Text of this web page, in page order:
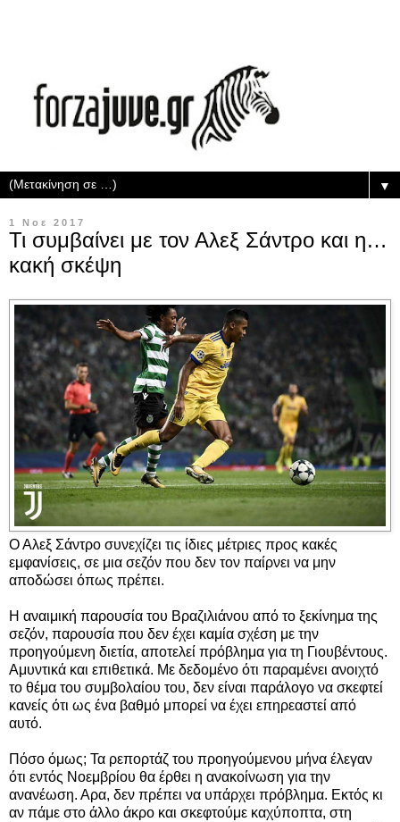
▼
1 Νοε 2017
Τι συμβαίνει με τον Αλεξ Σάντρο και η…
κακή σκέψη
Ο Αλεξ Σάντρο συνεχίζει τις ίδιες μέτριες προς κακές
εμφανίσεις, σε μια σεζόν που δεν τον παίρνει να μην
αποδώσει όπως πρέπει.
Η αναιμική παρουσία του Βραζιλιάνου από το ξεκίνημα της
σεζόν, παρουσία που δεν έχει καμία σχέση με την
προηγούμενη διετία, αποτελεί πρόβλημα για τη Γιουβέντους.
Αμυντικά και επιθετικά. Με δεδομένο ότι παραμένει ανοιχτό
το θέμα του συμβολαίου του, δεν είναι παράλογο να σκεφτεί
κανείς ότι ως ένα βαθμό μπορεί να έχει επηρεαστεί από
αυτό.
Πόσο όμως; Τα ρεπορτάζ του προηγούμενου μήνα έλεγαν
ότι εντός Νοεμβρίου θα έρθει η ανακοίνωση για την
ανανέωση. Αρα, δεν πρέπει να υπάρχει πρόβλημα. Εκτός κι
αν πάμε στο άλλο άκρο και σκεφτούμε καχύποπτα, στη